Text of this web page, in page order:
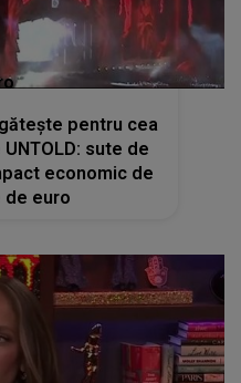
pentru cea
sute de
economic de
de euro